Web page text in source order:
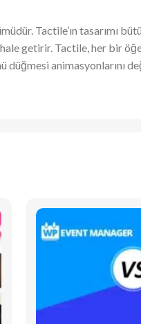
Tactile’ın tasarımı
getirir. Tactile, her bir
animasyonlarını